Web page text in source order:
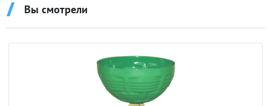
Вы смотрели